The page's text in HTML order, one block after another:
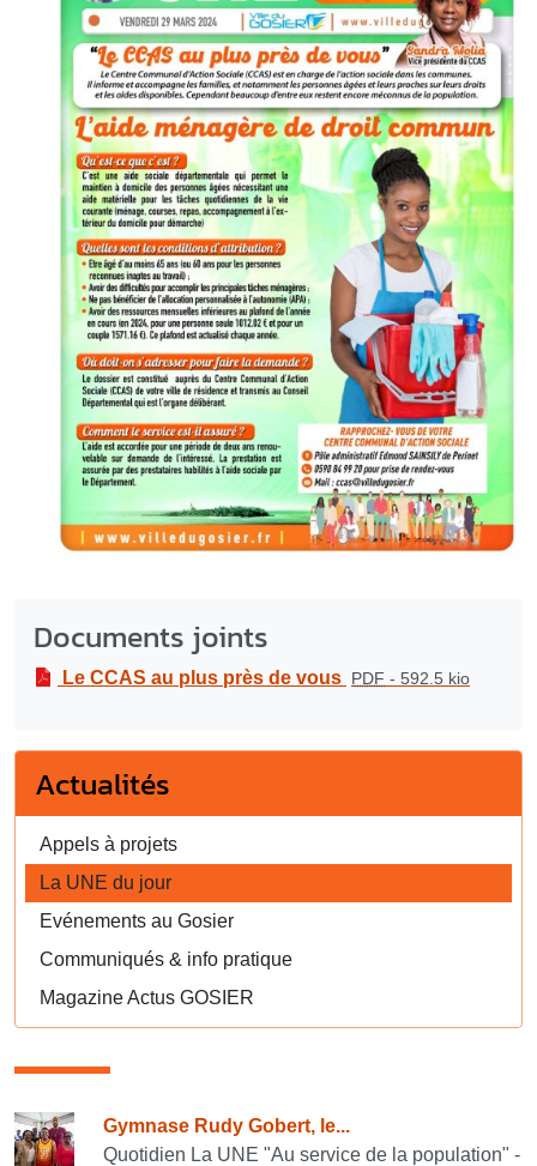
Documents joints
Le CCAS au plus près de vous PDF - 592.5 kio
Actualités
Appels à projets
La UNE du jour
Evénements au Gosier
Communiqués & info pratique
Magazine Actus GOSIER
Consulter également
Gymnase Rudy Gobert, le...
Quotidien La UNE "Au service de la population" -